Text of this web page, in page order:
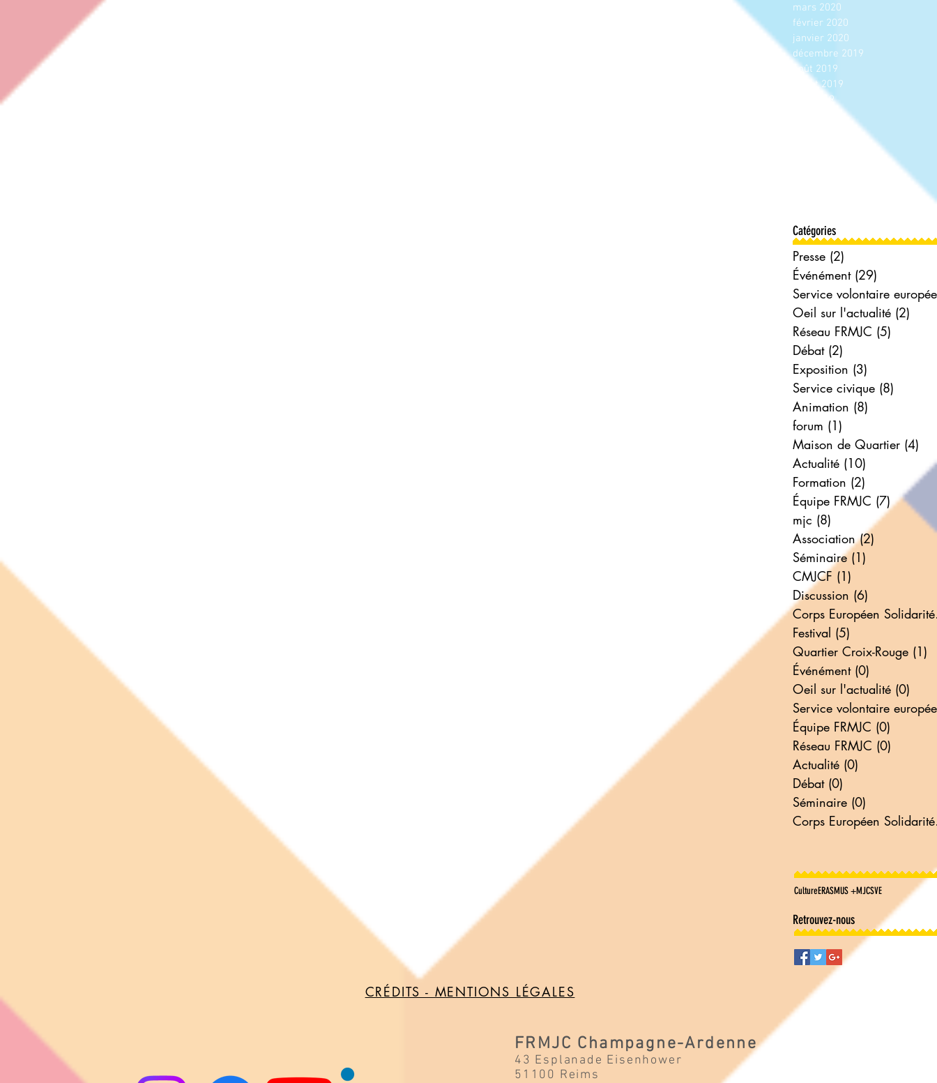
mars 2020
février 2020
janvier 2020
décembre 2019
août 2019
juillet 2019
juin 2019
Catégories
Presse (2)
Événément (29)
Oeil sur l'actualité (2)
Réseau FRMJC (5)
Débat (2)
Exposition (3)
Service civique (8)
Animation (8)
forum (1)
Maison de Quartier (4)
Actualité (10)
Formation (2)
Équipe FRMJC (7) 7 posts
mjc (8)
Association (2)
Séminaire (1)
CMJCF (1)
Discussion (6)
Festival (5)
Quartier Croix-Rouge (1)
Événément (0)
Oeil sur l'actualité (0)
Équipe FRMJC (0)
Réseau FRMJC (0)
Actualité (0)
Débat (0)
Séminaire (0)
CultureERASMUS +MJCSVE
Retrouvez-nous
CRÉDITS - MENTIONS LÉGALES
FRMJC Champagne-Ardenne
43 Esplanade Eisenhower
51100 Reims